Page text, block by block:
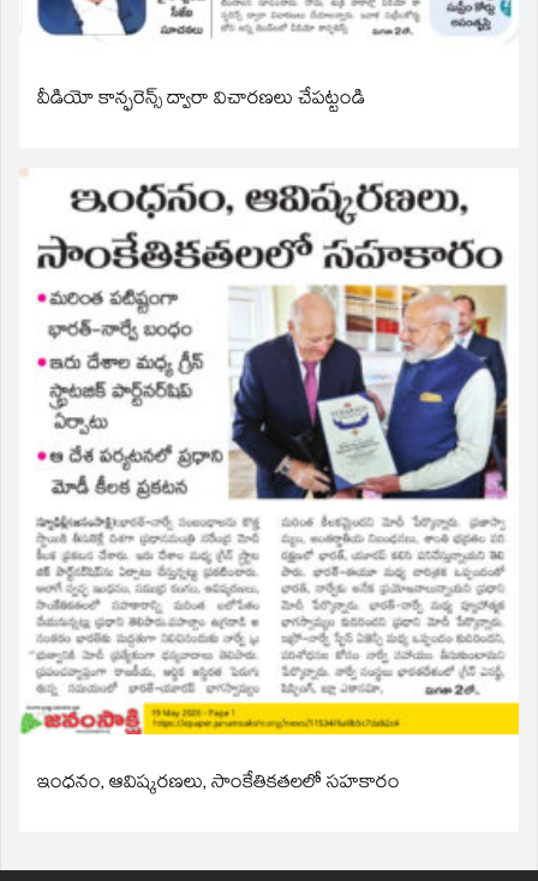
వీడియో కాన్ఫరెన్స్ ద్వారా విచారణలు చేపట్టండి
ఇంధనం, ఆవిష్కరణలు, సాంకేతికతలలో సహకారం